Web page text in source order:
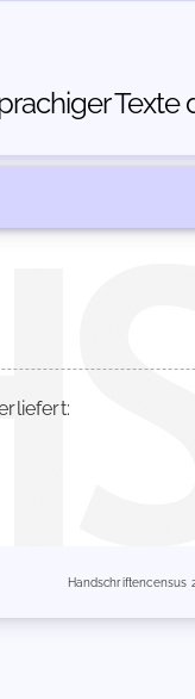
Texte
Handschriftencensus